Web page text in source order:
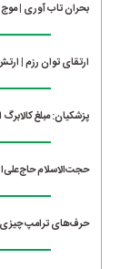
بحران تاب آوری | موج
ارتقای توان رزم |
پزشکیان: مبلغ
حجت‌الاسلام
حرف‌های ترامپ چیزی